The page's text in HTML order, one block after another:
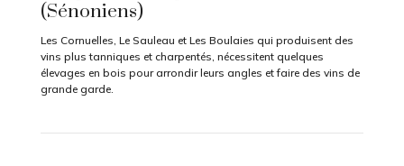
(Sénoniens)
Les Cornuelles, Le Sauleau et Les Boulaies qui produisent des
vins plus tanniques et charpentés, nécessitent quelques
élevages en bois pour arrondir leurs angles et faire des vins de
grande garde.